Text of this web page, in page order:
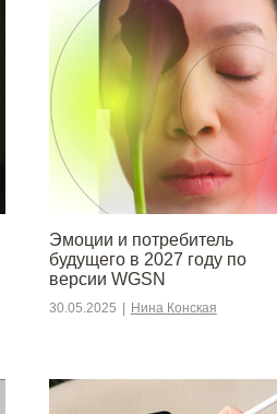
Эмоции и потребитель
будущего в 2027 году по
версии WGSN
30.05.2025 Нина Конская